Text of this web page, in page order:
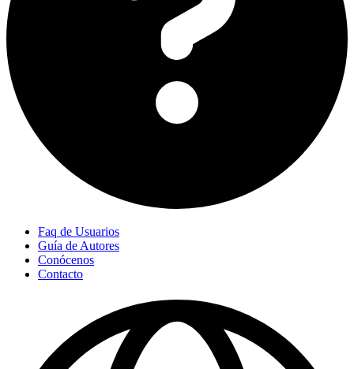
Faq de Usuarios
Guía de Autores
Conócenos
Contacto